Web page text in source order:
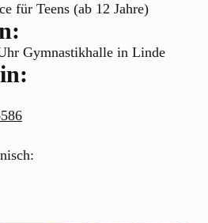
für Teens (ab 12 Jahre)
Gymnastikhalle in Linde